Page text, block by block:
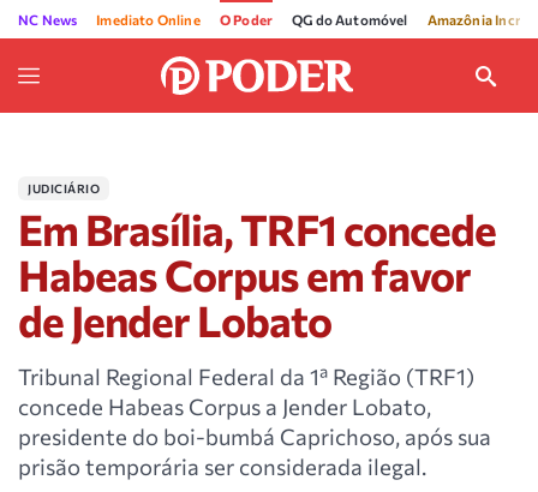
NC News Imediato Online O Poder QG do Automóvel Amazônia
JUDICIÁRIO
Em Brasília, TRF1 concede
Habeas Corpus em favor
de Jender Lobato
Tribunal Regional Federal da 1ª Região (TRF1)
concede Habeas Corpus a Jender Lobato,
presidente do boi-bumbá Caprichoso, após sua
prisão temporária ser considerada ilegal.